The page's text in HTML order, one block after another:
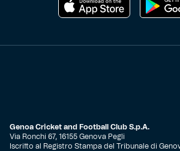
Genoa Cricket and Football Club S.p.A.
Via Ronchi 67, 16155 Genova Pegli
Iscritto al Registro Stampa del Tribunale di